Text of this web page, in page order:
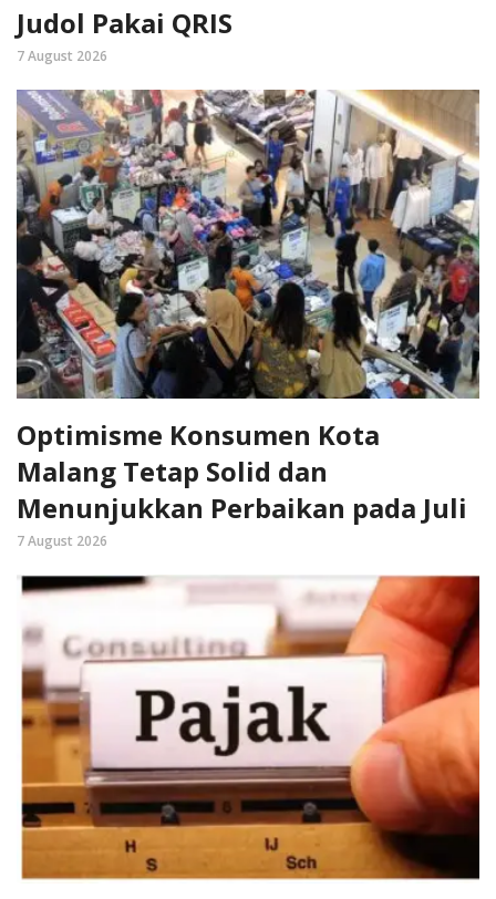
Judol Pakai QRIS
7 August 2026
Optimisme Konsumen Kota
Malang Tetap Solid dan
Menunjukkan Perbaikan pada Juli
7 August 2026